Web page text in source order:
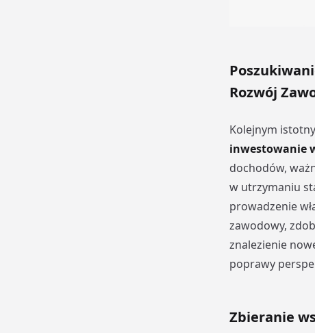
Rozwój
Kolejnym
inwestowanie
dochodów,
w utrzymaniu
prowadzenie
zawodowy,
znalezienie
poprawy
Zbieranie